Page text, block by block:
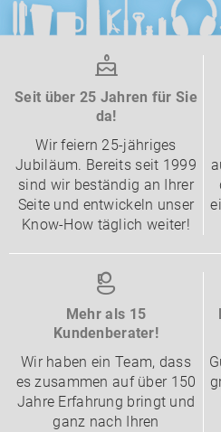
Seit über 25 Jahren für Sie
da!
Wir feiern 25-jähriges
Jubiläum. Bereits seit 1999
sind wir beständig an Ihrer
Seite und entwickeln unser
Know-How täglich weiter!
Mehr als 15
Kundenberater!
Wir haben ein Team, dass
es zusammen auf über 150
Jahre Erfahrung bringt und
ganz nach Ihren